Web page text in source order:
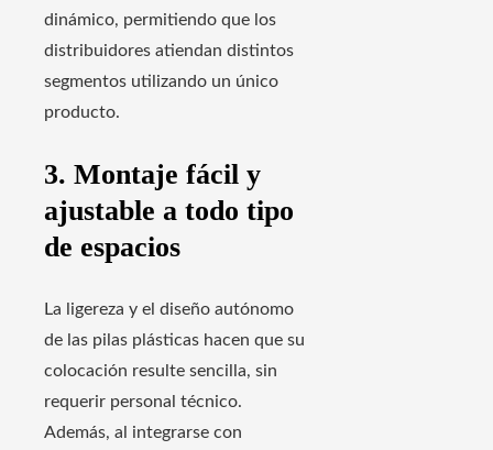
dinámico, permitiendo que los
distribuidores atiendan distintos
segmentos utilizando un único
producto.
3. Montaje fácil y
ajustable a todo tipo
de espacios
La ligereza y el diseño autónomo
de las pilas plásticas hacen que su
colocación resulte sencilla, sin
requerir personal técnico.
Además, al integrarse con